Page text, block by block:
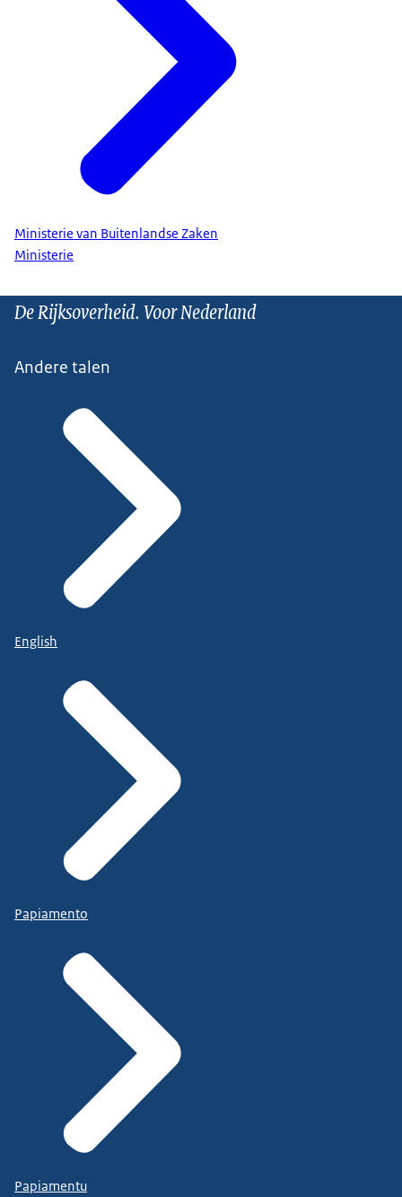
Ministerie van Buitenlandse Zaken
Ministerie
De Rijksoverheid. Voor Nederland
Andere talen
English
Papiamento
Papiamentu